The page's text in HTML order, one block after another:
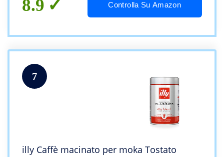
8.9 Controlla Su Amazon
7
illy Caffè macinato per moka Tostato